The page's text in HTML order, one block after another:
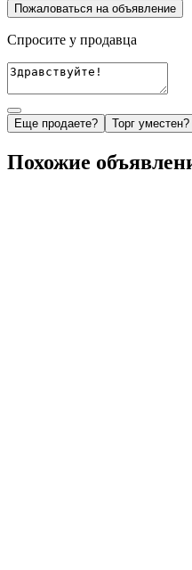
Пожаловаться на объявление
Спросите у продавца
Еще продаете? Торг уместен?
Похожие